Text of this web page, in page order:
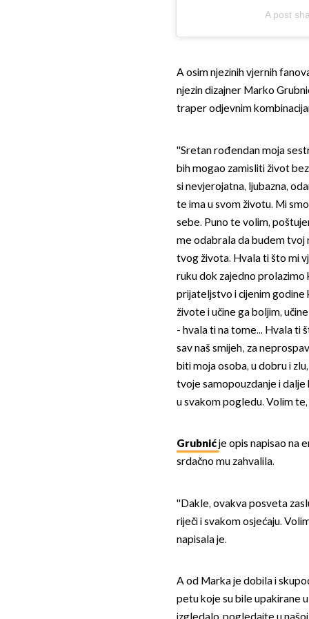
A post
A osim njezinih vjernih
njezin dizajner Marko
traper odjevnim
''Sretan rođendan moja
bih mogao zamisliti život
si nevjerojatna, ljubazna,
te ima u svom životu. Mi
sebe. Puno te volim,
me odabrala da budem tvoj
tvog života. Hvala ti što mi
ruku dok zajedno prolazimo
prijateljstvo i cijenim godine
živote i učine ga boljim,
- hvala ti na tome... Hvala ti
sav naš smijeh, za
biti moja osoba, u dobru i
tvoje samopouzdanje i dalje
u svakom pogledu. Volim
Grubnićje opis napisao na
srdačno mu zahvalila.
''Dakle, ovakva posveta
riječi i svakom osjećaju.
napisala je.
A od Marka je dobila i
petu koje su bile upakirane